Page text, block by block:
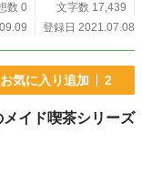
数 0
文字数 17,439
登録日 2021.07.08
お気に入り追加 2
イド喫茶シリーズ